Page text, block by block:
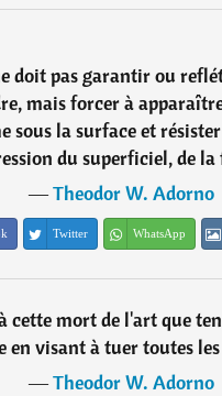
doit pas garantir ou
mais forcer à
sous la surface et
du superficiel, de la
―Theodor W. Adorno
Twitter WhatsApp
cette mort de l'art que
en visant à tuer toutes
―Theodor W. Adorno